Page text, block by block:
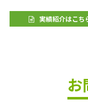
実績紹介はこち
お